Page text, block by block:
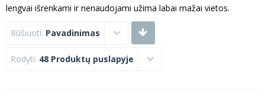
lengvai išrenkami ir nenaudojami užima labai mažai vietos.
Rūšiuoti: Pavadinimas
Rodyti: 48 Produktų puslapyje